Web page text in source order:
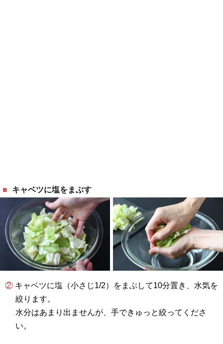
キャベツに塩をまぶす
② キャベツに塩（小さじ1/2）をまぶして10分置き、水気を
絞ります。
水分はあまり出ませんが、手できゅっと絞ってくださ
い。